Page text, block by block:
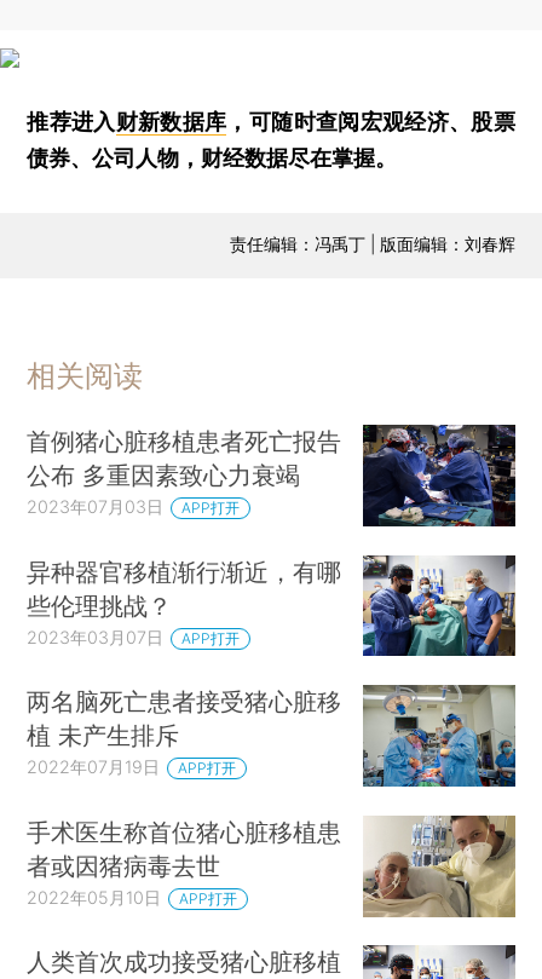
推荐进入财新数据库 ，可随时查阅宏观经济、股票
债券、公司人物，财经数据尽在掌握。
责任编辑：冯禹丁 | 版面编辑：刘春辉
相关阅读
首例猪心脏移植患者死亡报告
公布 多重因素致心力衰竭
2023年07月03日 APP打开
异种器官移植渐行渐近，有哪
些伦理挑战？
2023年03月07日 APP打开
两名脑死亡患者接受猪心脏移
植 未产生排斥
2022年07月19日 APP打开
手术医生称首位猪心脏移植患
者或因猪病毒去世
2022年05月10日 APP打开
人类首次成功接受猪心脏移植